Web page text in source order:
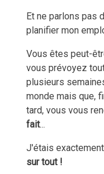
Et ne parlons pas
planifier mon
Vous êtes peut-
vous prévoyez
plusieurs
monde mais que,
tard, vous vous
fait...
J'étais
sur tout !